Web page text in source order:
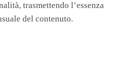
trasmettendo l’essenza
del contenuto.